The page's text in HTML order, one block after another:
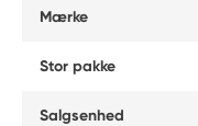
Mærke
Stor pakke
Salgsenhed